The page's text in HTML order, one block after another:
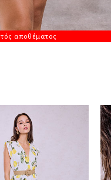
αποθέματος